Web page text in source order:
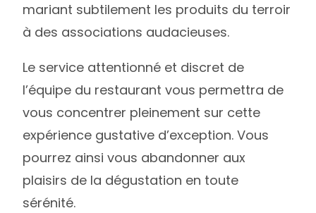
mariant subtilement les produits du terroir
à des associations audacieuses.
Le service attentionné et discret de
l’équipe du restaurant vous permettra de
vous concentrer pleinement sur cette
expérience gustative d’exception. Vous
pourrez ainsi vous abandonner aux
plaisirs de la dégustation en toute
sérénité.